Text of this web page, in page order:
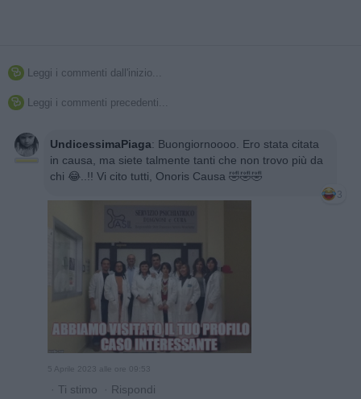
 Leggi i commenti dall'inizio...
 Leggi i commenti precedenti...
UndicessimaPiaga: Buongiornoooo. Ero stata citata
in causa, ma siete talmente tanti che non trovo più da
chi 😂..!! Vi cito tutti, Onoris Causa 🤣🤣🤣
3
5 Aprile 2023 alle ore 09:53
· Ti stimo · Rispondi